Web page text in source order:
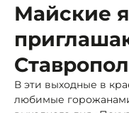
Майские
В эти выходные в
любимые